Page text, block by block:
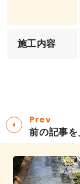
施工内容
Prev
前の記事を